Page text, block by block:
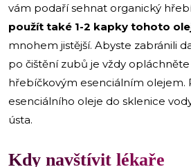
vám podaří sehnat organický
použít také 1-2 kapky tohoto
mnohem jistější. Abyste zabránili
po čištění zubů je vždy
hřebíčkovým esenciálním olejem.
esenciálního oleje do sklenice
ústa.
Kdy navštívit lékaře